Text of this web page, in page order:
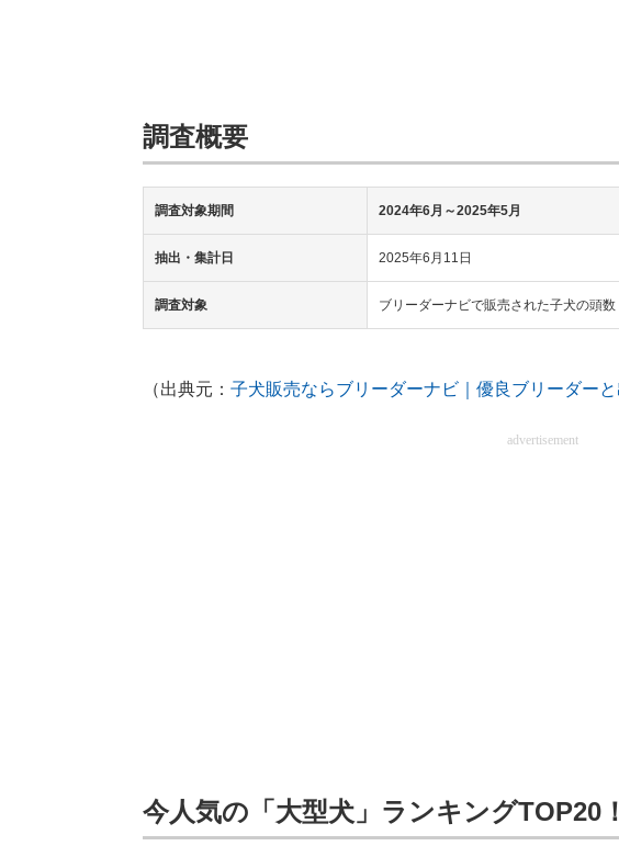
調査概要
調査対象期間 2024年6月～2025年5月
抽出・集計日 2025年6月11日
調査対象 ブリーダーナビで販売された子犬の頭数
（出典元： 子犬販売ならブリーダーナビ｜優良ブリーダー
advertisement
今人気の「大型犬」ランキングTOP20！